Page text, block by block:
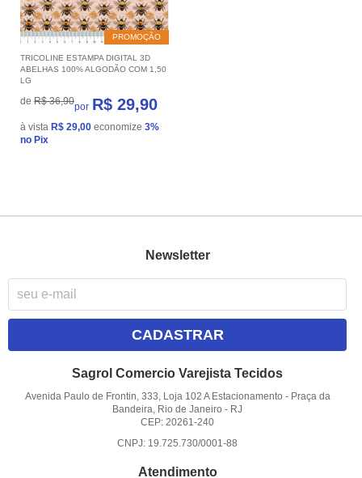
PROMOÇÃO
TRICOLINE ESTAMPA DIGITAL 3D
ABELHAS 100% ALGODÃO COM 1,50
LG
de R$ 36,90por R$ 29,90
à vista R$ 29,00 economize 3%
no Pix
Newsletter
CADASTRAR
Sagrol Comercio Varejista Tecidos
Avenida Paulo de Frontin, 333, Loja 102 A Estacionamento - Praça da
Bandeira, Rio de Janeiro - RJ
CEP: 20261-240
CNPJ: 19.725.730/0001-88
Atendimento